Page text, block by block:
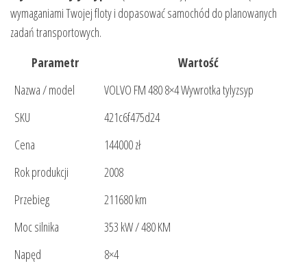
wymaganiami Twojej floty i dopasować samochód do planowanych
zadań transportowych.
Parametr
Wartość
Nazwa / model
VOLVO FM 480 8×4 Wywrotka tylyzsyp
SKU
421c6f475d24
Cena
144000 zł
Rok produkcji
2008
Przebieg
211680 km
Moc silnika
353 kW / 480 KM
Napęd
8×4